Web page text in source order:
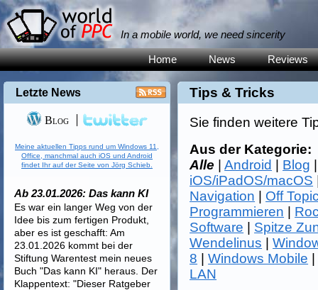
In a mobile world, we need sincerity
Home News Reviews
Tips & Tricks
Sie finden weitere
Aus der Kategorie:
Alle |Android Blog
iOS/iPadOS/macOS
Navigation
Off
Programmieren
Software
Spitze
Wendelinus |
8 |Windows Mobile
LAN
Letzte News
Blog
Meine aktuellen Tipps rund um Windows 11,
Office, manchmal auch iOS und Android
findet Ihr auf der Seite von Jörg Schieb.
Ab 23.01.2026: Das kann KI
Es war ein langer Weg von der
Idee bis zum fertigen Produkt,
aber es ist geschafft: Am
23.01.2026 kommt bei der
Stiftung Warentest mein neues
Buch "Das kann KI" heraus. Der
Klappentext: "Dieser Ratgeber